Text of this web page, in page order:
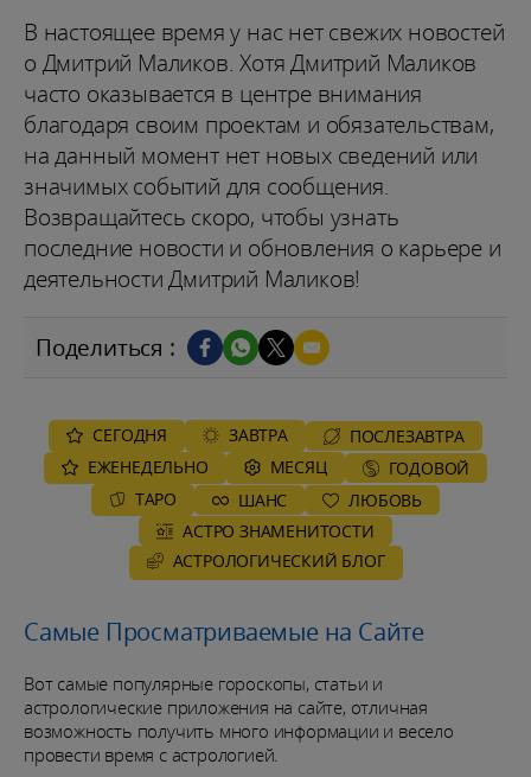
В настоящее время у нас нет свежих новостей
о Дмитрий Маликов. Хотя Дмитрий Маликов
часто оказывается в центре внимания
благодаря своим проектам и обязательствам,
на данный момент нет новых сведений или
значимых событий для сообщения.
Возвращайтесь скоро, чтобы узнать
последние новости и обновления о карьере и
деятельности Дмитрий Маликов!
Поделиться :
СЕГОДНЯ ЗАВТРА
ПОСЛЕЗАВТРА
ЕЖЕНЕДЕЛЬНО
MЕСЯЦ
ГОДОВОЙ
ТАРО
ШАНС
ЛЮБОВЬ
АСТРО ЗНАМЕНИТОСТИ
AСТРОЛОГИЧЕСКИЙ БЛОГ
Самые Просматриваемые на Сайте
Вот самые популярные гороскопы, статьи и
астрологические приложения на сайте, отличная
возможность получить много информации и весело
провести время с астрологией.